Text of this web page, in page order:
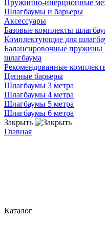
Пружинно-инерционные
Шлагбаумы и барьеры
Аксессуары
Базовые комплекты
Комплектующие для
Балансировочные пружины
шлагбаума
Рекомендованные
Цепные барьеры
Шлагбаумы 3 метра
Шлагбаумы 4 метра
Шлагбаумы 5 метра
Шлагбаумы 6 метра
Закрыть
Главная
Каталог